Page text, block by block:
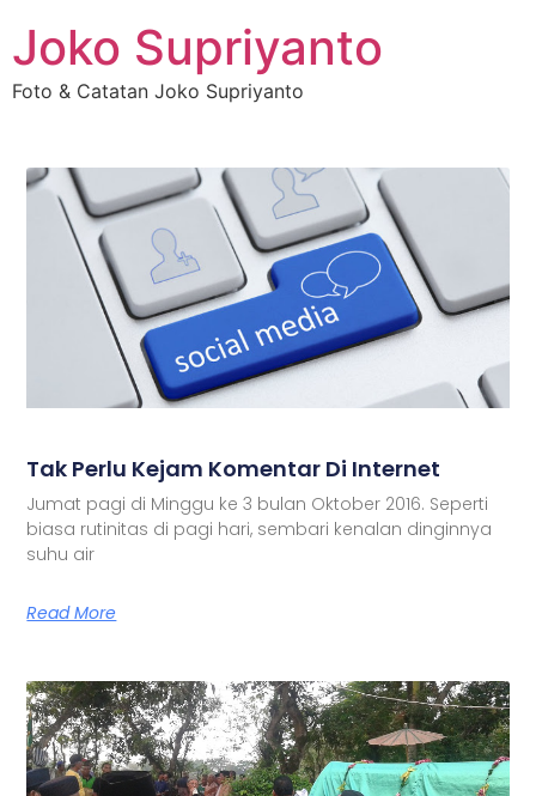
Joko Supriyanto
Foto & Catatan Joko Supriyanto
Tak Perlu Kejam Komentar Di Internet
Jumat pagi di Minggu ke 3 bulan Oktober 2016. Seperti
biasa rutinitas di pagi hari, sembari kenalan dinginnya
suhu air
Read More